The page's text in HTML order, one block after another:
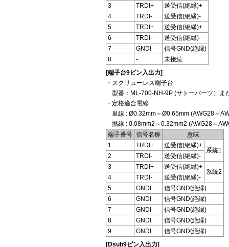
3
TRDI+
送受信(絶縁)+
4
TRDI-
送受信(絶縁)-
5
TRDI+
送受信(絶縁)+
6
TRDI-
送受信(絶縁)-
7
GNDI
信号GND(絶縁)
8
-
未接続
[端子台9ピン入出力]
・スクリューレス端子台
型番：ML-700-NH-9P (サトーパーツ）ま
・定格適合電線
単線 : Ø0.32mm～Ø0.65mm (AWG28～
撚線 : 0.08mm2～0.32mm2 (AWG28～
端子番号 信号名称
意味
1
TRDI+ 送受信(絶縁)+
系統1
2 TRDI-
送受信(絶縁)-
3
TRDI+ 送受信(絶縁)+
系統2
4 TRDI-
送受信(絶縁)-
5
GNDI
信号GND(絶縁)
6
GNDI
信号GND(絶縁)
7
GNDI
信号GND(絶縁)
8
GNDI
信号GND(絶縁)
9
GNDI
信号GND(絶縁)
[Dsub9ピン入出力]